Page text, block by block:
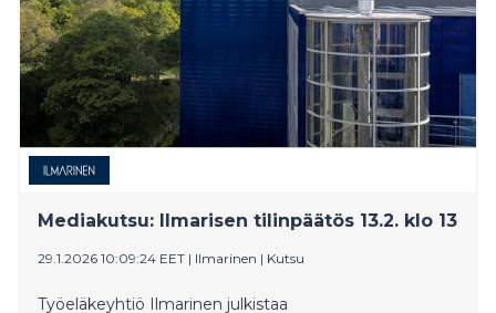
tehtävissä vuosina 1997–2011. Lisäk
​​Mediakutsu: Ilmarisen tilinpäätös 13.2. klo 13​
29.1.2026 10:09:24 EET | Ilmarinen | Kutsu
Työeläkeyhtiö Ilmarinen julkistaa